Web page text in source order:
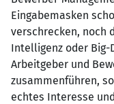
Eingabemasken
verschrecken, noch
Intelligenz oder Big-
Arbeitgeber und
zusammenführen,
echtes Interesse